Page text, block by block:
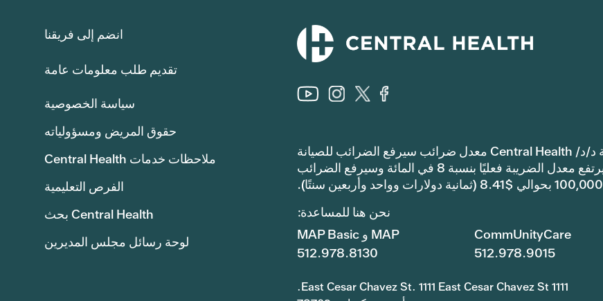
إشعار: اعتمدت مقاطعة ترافيس كاونتي للرعاية الصحية د/د/ Central Health معدل ضرائب سيرفع الضرائب للصيانة
والعمليات أكثر من معدل ضرائب العام الماضي. سيرتفع معدل الضريبة فعليًا بنسبة 8 في المائة وسيرفع الضرائب
نحن هنا للمساعدة:
MAP و MAP Basic
512.978.8130
CommUnityCare
512.978.9015
1111 East Cesar Chavez St. 1111 East Cesar Chavez St.
انضم إلى فريقنا
تقديم طلب معلومات عامة
سياسة الخصوصية
حقوق المريض ومسؤولياته
ملاحظات خدمات Central Health
الفرص التعليمية
Central Health بحث
لوحة رسائل مجلس المديرين